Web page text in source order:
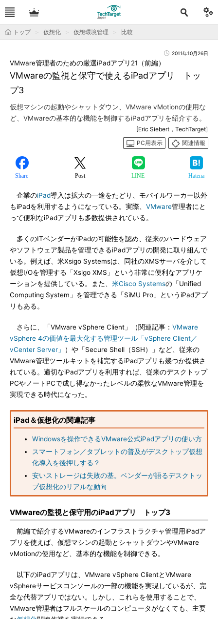
トップ 仮想化 仮想環境管理 比較
2011年10月26日
VMwareの監視と保守で使えるiPadアプリ トッ
プ3
VMware管理者のための厳選iPadアプリ21（前編）
仮想マシンの起動やシャットダウン、VMware vMotionの使用な
ど、VMwareの基本的な機能を制御するiPadアプリを紹介する。
[Eric Siebert，TechTarget]
PC用表示
関連情報
Share Post LINE Hatena
企業のiPad導入は拡大の一途をたどり、モバイルワーカー以外
もiPadを利用するようになっている。実際、 VMware管理者にと
って便利なiPadアプリも多数提供されている。
多くのITベンダーがiPadの可能性を認め、従来のハードウェア
やソフトウェア製品を管理できるiPadアプリの開発に取り組んで
いる。例えば、米Xsigo Systemsは、同社のXMSサーバを介して
仮想I/Oを管理する「Xsigo XMS」という非常に便利なアプリケ
ーションを提供している。また、 米Cisco Systemsの「Unified
Computing System」を管理できる「SiMU Pro」というiPadアプ
リもある。
さらに、「VMware vSphere Client」（関連記事： VMware
vSphere 4の価値を最大化する管理ツール「vSphere Client／
vCenter Server」
）や「Secure Shell（SSH）」など、従来の
VMware管理ツールキットを補完するiPadアプリも幾つか提供さ
れている。適切なiPadアプリを利用すれば、従来のデスクトップ
PCやノートPCで成し得なかったレベルの柔軟なVMware管理を
実現できる時代になった。
iPad＆仮想化の関連記事
Windowsを操作できるVMware公式iPadアプリの使い方
スマートフォン／タブレットの普及がデスクトップ仮想
化導入を後押しする？
安いストレージは失敗の基。ベンダーが語るデスクトッ
プ仮想化のリアルな動向
VMwareの監視と保守用のiPadアプリ トップ3
前編で紹介するVMwareのインフラストラクチャ管理用iPadア
プリを使えば、仮想マシンの起動とシャットダウンやVMware
vMotionの使用など、基本的な機能を制御できる。
以下のiPadアプリは、VMware vSphere ClientとVMware
vSphereサービスコンソールの一部の機能を実現しているが、完
全な代替アプリではない。しかし、これらを使用することで、
VMware管理者はフルスケールのコンピュータがなくても、主要